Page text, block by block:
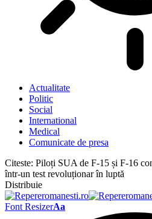
Actualitate
Politic
Social
International
Medical
Comunicate de presa
Citeste: Piloți SUA de F-15 și F-16
într-un test revoluționar în luptă
Distribuie
Font ResizerAa